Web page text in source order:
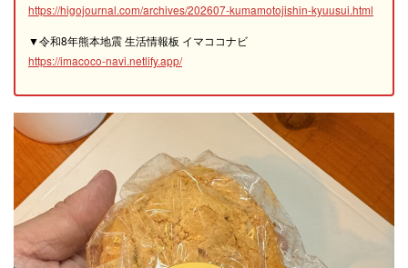
https://higojournal.com/archives/202607-kumamotojishin-kyuusui.html
▼令和8年熊本地震 生活情報板 イマココナビ
https://imacoco-navi.netlify.app/